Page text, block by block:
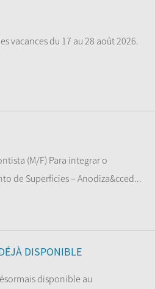
vacances du 17 au 28 août 2026.
(M/F) Para integrar o
de Superfícies – Anodiza&cced...
DISPONIBLE
disponible au